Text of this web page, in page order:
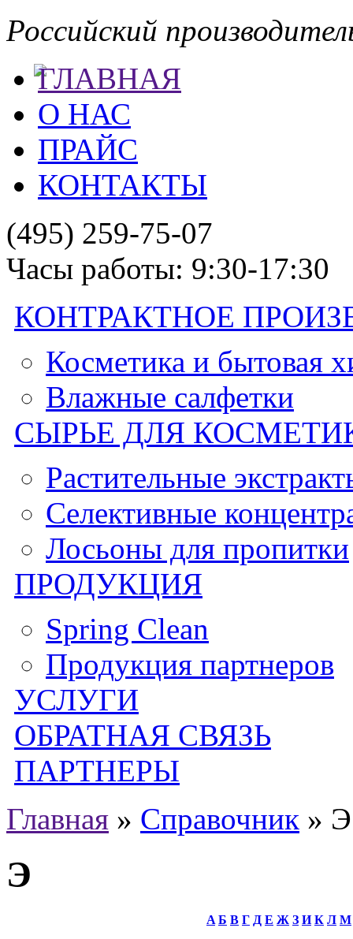
Российский
ГЛАВНАЯ
О НАС
ПРАЙС
КОНТАКТЫ
(495) 259-75-07
Часы работы: 9:30-17:30
КОНТРАКТНОЕ
Косметика и бытовая
Влажные салфетки
СЫРЬЕ ДЛЯ
Растительные
Селективные
Лосьоны для пропитки
ПРОДУКЦИЯ
Spring Clean
Продукция партнеров
УСЛУГИ
ОБРАТНАЯ СВЯЗЬ
ПАРТНЕРЫ
Главная » Справочник » Э
Э
A Б B Г Д Е Ж З И К Л М